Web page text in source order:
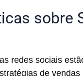
sobre
redes sociais
de vendas